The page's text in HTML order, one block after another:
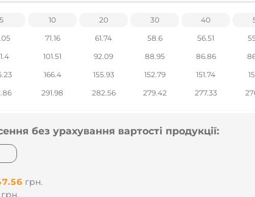
Матеріал - бавовна
Стать - унісекс
ТМ - Floyd
Щільність - 260 г/м2
Ціни вказані без урахування ПДВ.
5 10 20 30 40
71.16 61.74 58.6 56.51
101.51 92.09 88.95 86.86
166.4 155.93 152.79 151.74
291.98 282.56 279.42 277.33
без урахування вартості продукції:
грн.
грн.